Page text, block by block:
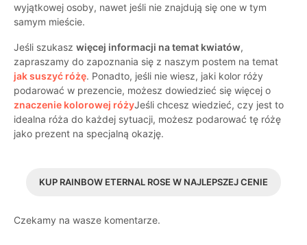
wyjątkowej osoby, nawet jeśli nie znajdują się one w tym
samym mieście.
Jeśli szukasz więcej informacji na temat kwiatów,
zapraszamy do zapoznania się z naszym postem na temat
jak suszyć różę. Ponadto, jeśli nie wiesz, jaki kolor róży
podarować w prezencie, możesz dowiedzieć się więcej o
znaczenie kolorowej różyJeśli chcesz wiedzieć, czy jest to
idealna róża do każdej sytuacji, możesz podarować tę różę
jako prezent na specjalną okazję.
KUP RAINBOW ETERNAL ROSE W NAJLEPSZEJ CENIE
Czekamy na wasze komentarze.